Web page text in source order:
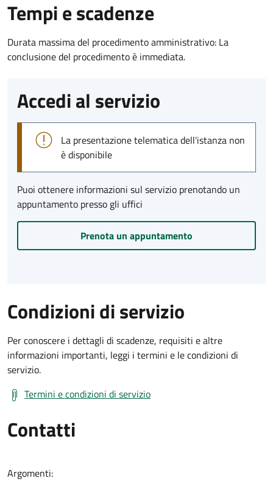
Tempi e scadenze
Durata massima del procedimento amministrativo: La
conclusione del procedimento è immediata.
Accedi al servizio
La presentazione telematica dell'istanza non
è disponibile
Puoi ottenere informazioni sul servizio prenotando un
appuntamento presso gli uffici
Prenota un appuntamento
Condizioni di servizio
Per conoscere i dettagli di scadenze, requisiti e altre
informazioni importanti, leggi i termini e le condizioni di
servizio.
Termini e condizioni di servizio
Contatti
Argomenti: